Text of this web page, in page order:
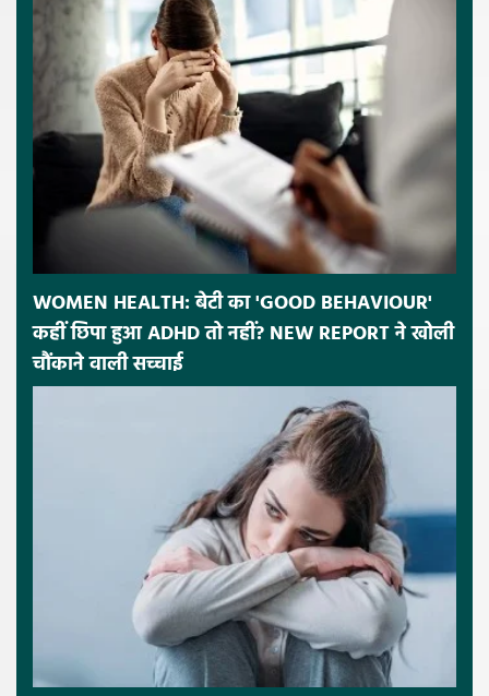
WOMEN HEALTH: बेटी का 'GOOD BEHAVIOUR'
कहीं छिपा हुआ ADHD तो नहीं? NEW REPORT ने खोली
चौंकाने वाली सच्चाई